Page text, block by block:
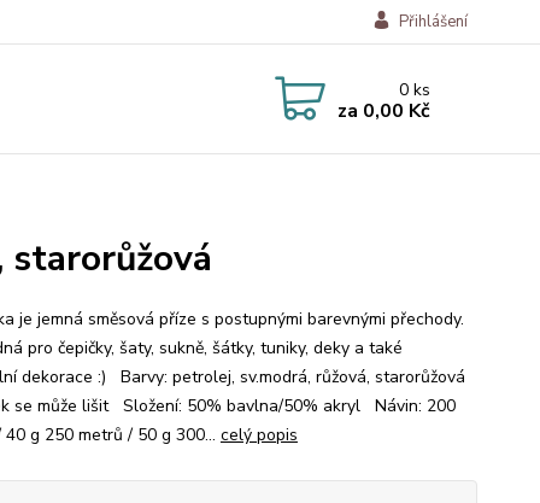
Přihlášení
0ks
za 0,00 Kč
starorůžová
je jemná směsová příze s postupnými barevnými přechody.
pro čepičky, šaty, sukně, šátky, tuniky, deky a také
dekorace :) Barvy: petrolej, sv.modrá, růžová, starorůžová
se může lišit Složení: 50% bavlna/50% akryl Návin: 200
40 g 250 metrů / 50 g 300... celý popis